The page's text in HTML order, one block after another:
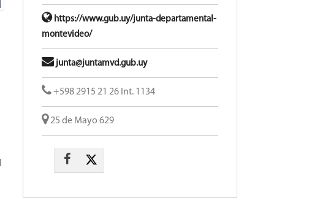
https://www.gub.uy/junta-departamental-
montevideo/
junta@juntamvd.gub.uy
+598 2915 21 26 Int. 1134
25 de Mayo 629